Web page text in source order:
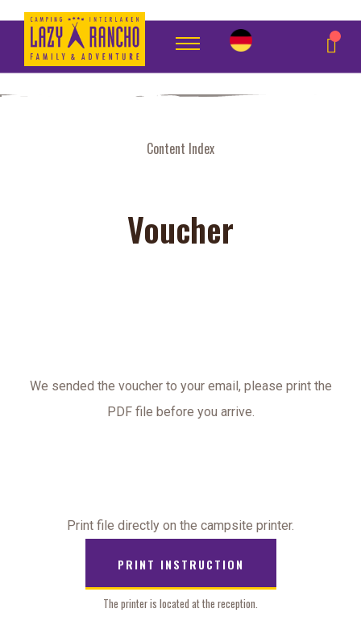
Indexseite
Content Index
Voucher
We sended the voucher to your email, please print the
PDF file before you arrive.
Print file directly on the campsite printer.
PRINT INSTRUCTION
The printer is located at the reception.